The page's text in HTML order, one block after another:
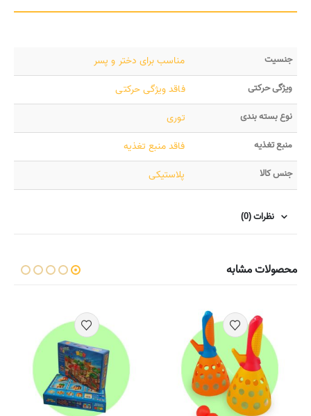
جنسیت مناسب برای دختر و پسر
ویژگی حرکتی فاقد ویژگی حرکتی
نوع بسته بندی توری
منبع تغذیه فاقد منبع تغذیه
جنس کالا پلاستیکی
نظرات (0)
محصولات مشابه